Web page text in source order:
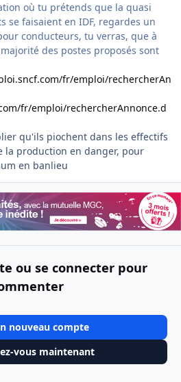
où tu prétends que la quasi
se faisaient en IDF, regardes un
conducteurs, tu verras, que à
des postes proposés sont
fr/emploi/rechercherAn
fr/emploi/rechercherAnnonce.d
qu'ils piochent dans les effectifs
production en danger, pour
en banlieu
ou se connecter pour
nouveau compte
vous maintenant